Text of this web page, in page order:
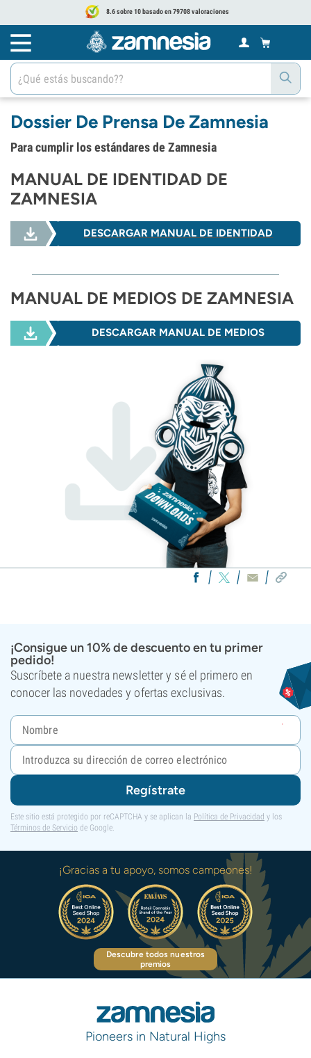
8.6 sobre 10 basado en 79708 valoraciones
Dossier De Prensa De Zamnesia
Para cumplir los estándares de Zamnesia
MANUAL DE IDENTIDAD DE
ZAMNESIA
DESCARGAR MANUAL DE IDENTIDAD
MANUAL DE MEDIOS DE ZAMNESIA
DESCARGAR MANUAL DE MEDIOS
¡Consigue un 10% de descuento en tu primer
pedido!
Suscríbete a nuestra newsletter y sé el primero en
conocer las novedades y ofertas exclusivas.
Regístrate
Este sitio está protegido por reCAPTCHA y se aplican la Política de Privacidad y los
Términos de Servicio de Google.
¡Gracias a tu apoyo, somos campeones!
Descubre todos nuestros
premios
Pioneers in Natural Highs